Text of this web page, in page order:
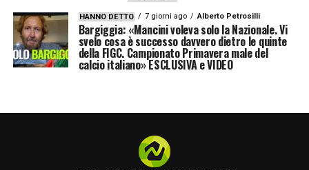
HANNO DETTO 7 giorni ago Alberto Petrosilli
Bargiggia: «Mancini voleva solo la Nazionale. Vi
svelo cosa è successo davvero dietro le quinte
della FIGC. Campionato Primavera male del
calcio italiano» ESCLUSIVA e VIDEO